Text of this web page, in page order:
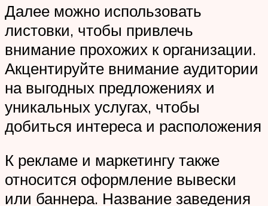
Далее можно использовать
листовки, чтобы привлечь
внимание прохожих к организации.
Акцентируйте внимание аудитории
на выгодных предложениях и
уникальных услугах, чтобы
добиться интереса и расположения
К рекламе и маркетингу также
относится оформление вывески
или баннера. Название заведения